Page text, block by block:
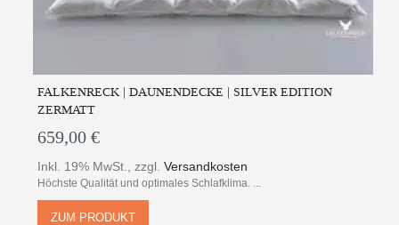
FALKENRECK | DAUNENDECKE | SILVER EDITION
ZERMATT
659,00 €
Inkl. 19% MwSt. ,zzgl.Versandkosten
Höchste Qualität und optimales Schlafklima. ...
ZUM PRODUKT